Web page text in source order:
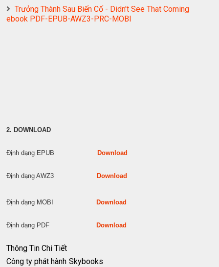
Trưởng Thành Sau Biến Cố - Didn't See That Coming
ebook PDF-EPUB-AWZ3-PRC-MOBI
2. DOWNLOAD
Định dạng EPUB Download
Định dạng AWZ3 Download
Định dạng MOBI Download
Định dạng PDF Download
Thông Tin Chi Tiết
Công ty phát hành Skybooks